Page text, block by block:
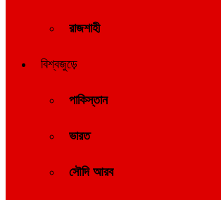
রাজশাহী
বিশ্বজুড়ে
পাকিস্তান
ভারত
সৌদি আরব